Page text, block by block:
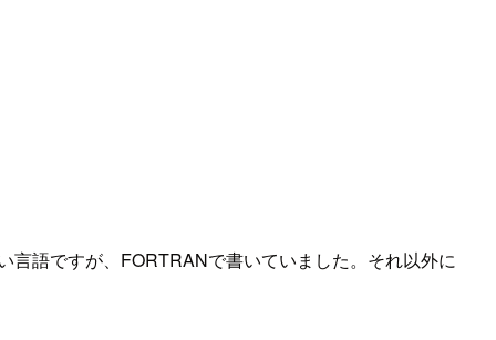
語ですが、FORTRANで書いていました。それ以外に